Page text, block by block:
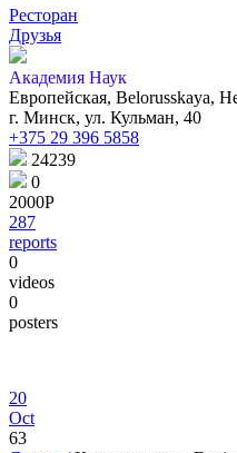
Ресторан
Друзья
Академия Наук
Европейская, Belorusskaya,
г. Минск, ул. Кульман, 40
+375 29 396 5858
24239
0
2000Р
287
reports
0
videos
0
posters
20
Oct
63